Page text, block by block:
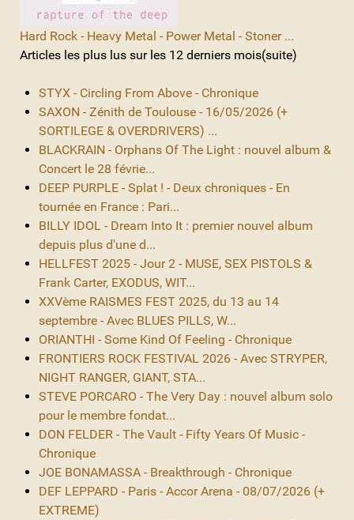
Hard Rock - Heavy Metal - Power Metal - Stoner ...
Articles les plus lus sur les 12 derniers mois(suite)
STYX - Circling From Above - Chronique
SAXON - Zénith de Toulouse - 16/05/2026 (+
SORTILEGE & OVERDRIVERS) ...
BLACKRAIN - Orphans Of The Light : nouvel album &
Concert le 28 févrie...
DEEP PURPLE - Splat ! - Deux chroniques - En
tournée en France : Pari...
BILLY IDOL - Dream Into It : premier nouvel album
depuis plus d'une d...
HELLFEST 2025 - Jour 2 - MUSE, SEX PISTOLS &
Frank Carter, EXODUS, WIT...
XXVème RAISMES FEST 2025, du 13 au 14
septembre - Avec BLUES PILLS, W...
ORIANTHI - Some Kind Of Feeling - Chronique
FRONTIERS ROCK FESTIVAL 2026 - Avec STRYPER,
NIGHT RANGER, GIANT, STA...
STEVE PORCARO - The Very Day : nouvel album solo
pour le membre fondat...
DON FELDER - The Vault - Fifty Years Of Music -
Chronique
JOE BONAMASSA - Breakthrough - Chronique
DEF LEPPARD - Paris - Accor Arena - 08/07/2026 (+
EXTREME)